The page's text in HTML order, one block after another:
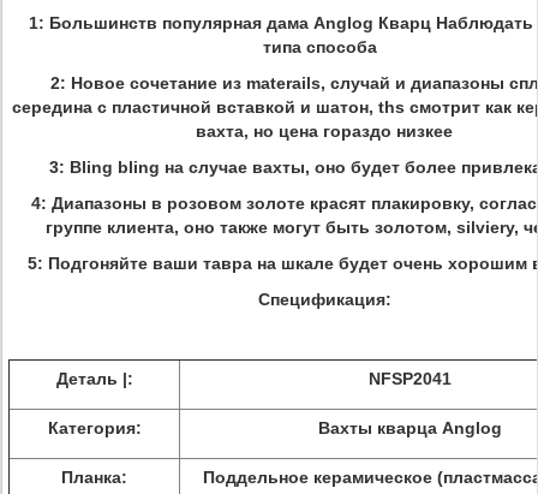
1: Большинств популярная дама Anglog Кварц Наблюдать
типа способа
2: Новое сочетание из materails, случай и диапазоны
середина с пластичной вставкой и шатон, ths смотрит как
вахта, но цена гораздо низкее
3: Bling bling на случае вахты, оно будет более
4: Диапазоны в розовом золоте красят плакировку,
группе клиента, оно также могут быть золотом, silviery,
5: Подгоняйте ваши тавра на шкале будет очень
Спецификация:
Деталь |: NFSP2041
Категория: Вахты кварца Anglog
Планка: Поддельное керамическое